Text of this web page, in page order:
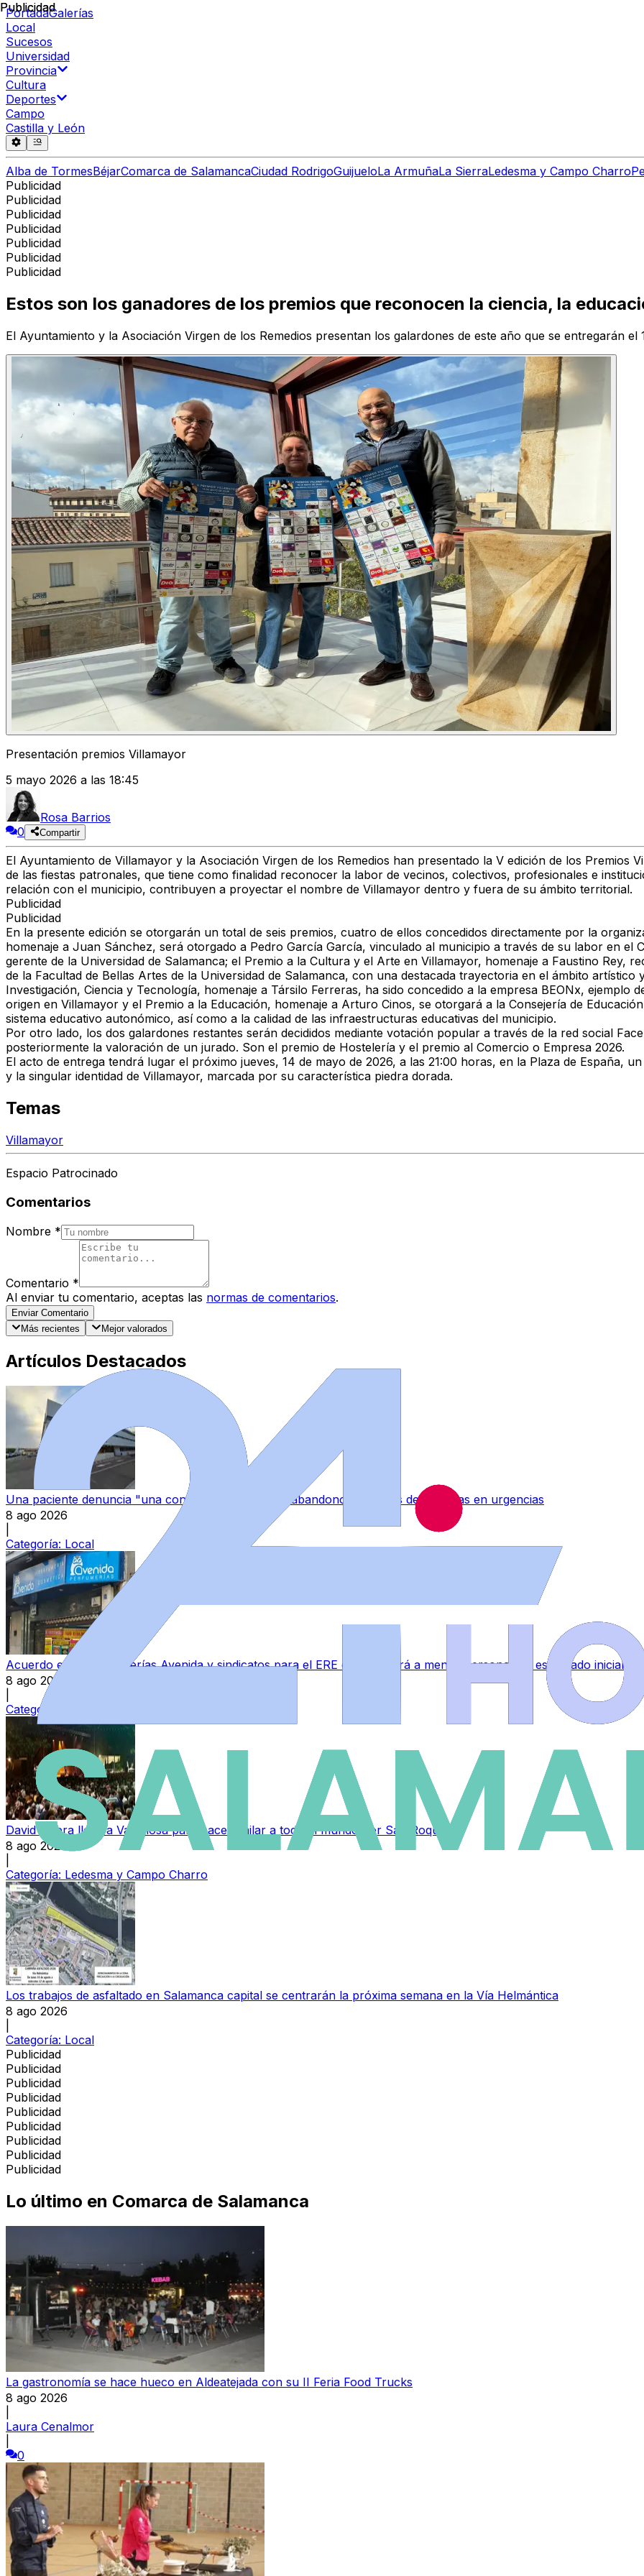
PortadaGalerías
Local
Sucesos
Universidad
Provincia
Cultura
Deportes
Campo
Castilla y León
Alba de TormesBéjarComarca de SalamancaCiudad RodrigoGuijueloLa ArmuñaLa SierraLedesma y Campo Charro
Publicidad
Publicidad
Publicidad
Publicidad
Publicidad
Publicidad
Publicidad
Publicidad
Estos son los ganadores de los premios que reconocen la ciencia, la
El Ayuntamiento y la Asociación Virgen de los Remedios presentan los galardones de este año que se entregarán el
Presentación premios Villamayor
5 mayo 2026 a las 18:45
Rosa Barrios
0
Compartir
El Ayuntamiento de Villamayor y la Asociación Virgen de los Remedios han presentado la V edición de los Premios
de las fiestas patronales, que tiene como finalidad reconocer la labor de vecinos, colectivos, profesionales e
relación con el municipio, contribuyen a proyectar el nombre de Villamayor dentro y fuera de su ámbito territorial.
Publicidad
Publicidad
En la presente edición se otorgarán un total de seis premios, cuatro de ellos concedidos directamente por la
homenaje a Juan Sánchez, será otorgado a Pedro García García, vinculado al municipio a través de su labor en el
gerente de la Universidad de Salamanca; el Premio a la Cultura y el Arte en Villamayor, homenaje a Faustino Rey,
de la Facultad de Bellas Artes de la Universidad de Salamanca, con una destacada trayectoria en el ámbito
Investigación, Ciencia y Tecnología, homenaje a Társilo Ferreras, ha sido concedido a la empresa BEONx, ejemplo
origen en Villamayor y el Premio a la Educación, homenaje a Arturo Cinos, se otorgará a la Consejería de
sistema educativo autonómico, así como a la calidad de las infraestructuras educativas del municipio.
Por otro lado, los dos galardones restantes serán decididos mediante votación popular a través de la red social
posteriormente la valoración de un jurado. Son el premio de Hostelería y el premio al Comercio o Empresa 2026.
El acto de entrega tendrá lugar el próximo jueves, 14 de mayo de 2026, a las 21:00 horas, en la Plaza de España,
y la singular identidad de Villamayor, marcada por su característica piedra dorada.
Temas
Villamayor
Espacio Patrocinado
Comentarios
Nombre *
Comentario *
Al enviar tu comentario, aceptas las normas de comentarios.
Enviar Comentario
Más recientes
Mejor valorados
Artículos Destacados
Una paciente denuncia "una continua sensación de abandono" tras más de 18 horas en urgencias
8 ago 2026
Categoría: Local
Acuerdo entre Perfumerías Avenida y sindicatos para el ERE que afectará a menos personal del estipulado
8 ago 2026
Categoría:
David Civera llega a Valdelosa para hacer bailar a todo el mundo por San Roque
8 ago 2026
Categoría: Ledesma y Campo Charro
Los trabajos de asfaltado en Salamanca capital se centrarán la próxima semana en la Vía Helmántica
8 ago 2026
Categoría: Local
Publicidad
Publicidad
Publicidad
Publicidad
Publicidad
Publicidad
Publicidad
Publicidad
Publicidad
Lo último en Comarca de Salamanca
La gastronomía se hace hueco en Aldeatejada con su II Feria Food Trucks
8 ago 2026
Laura Cenalmor
0
Publicidad